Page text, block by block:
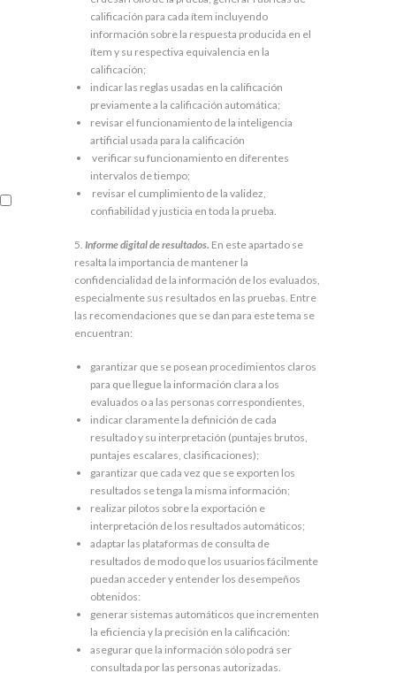
calificación para cada ítem incluyendo
información sobre la respuesta producida en el
ítem y su respectiva equivalencia en la
calificación;
indicar las reglas usadas en la calificación
previamente a la calificación automática;
revisar el funcionamiento de la inteligencia
artificial usada para la calificación
verificar su funcionamiento en diferentes
intervalos de tiempo;
revisar el cumplimiento de la validez,
confiabilidad y justicia en toda la prueba.
5. Informe digital de resultados. En este apartado se
resalta la importancia de mantener la
confidencialidad de la información de los evaluados,
especialmente sus resultados en las pruebas. Entre
las recomendaciones que se dan para este tema se
encuentran:
garantizar que se posean procedimientos claros
para que llegue la información clara a los
evaluados o a las personas correspondientes,
indicar claramente la definición de cada
resultado y su interpretación (puntajes brutos,
puntajes escalares, clasificaciones);
garantizar que cada vez que se exporten los
resultados se tenga la misma información;
realizar pilotos sobre la exportación e
interpretación de los resultados automáticos;
adaptar las plataformas de consulta de
resultados de modo que los usuarios fácilmente
puedan acceder y entender los desempeños
obtenidos:
generar sistemas automáticos que incrementen
la eficiencia y la precisión en la calificación:
asegurar que la información sólo podrá ser
consultada por las personas autorizadas.